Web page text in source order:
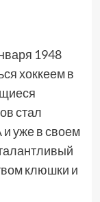
1948
хоккеем в
стал
уже в своем
клюшки и